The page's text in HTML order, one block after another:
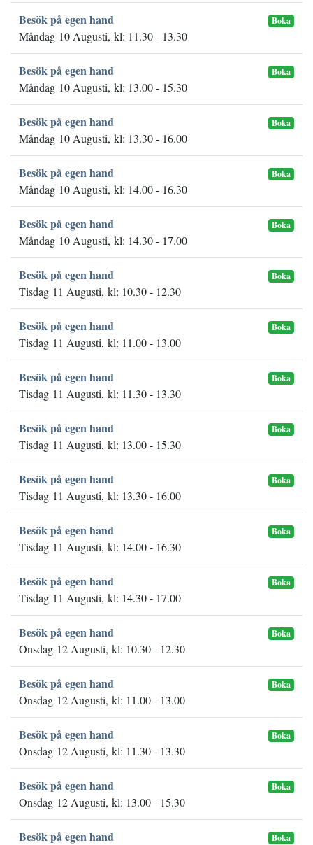
Besök på egen hand Boka
Måndag 10 Augusti, kl: 11.30 - 13.30
Besök på egen hand Boka
Måndag 10 Augusti, kl: 13.00 - 15.30
Besök på egen hand Boka
Måndag 10 Augusti, kl: 13.30 - 16.00
Besök på egen hand Boka
Måndag 10 Augusti, kl: 14.00 - 16.30
Besök på egen hand Boka
Måndag 10 Augusti, kl: 14.30 - 17.00
Besök på egen hand Boka
Tisdag 11 Augusti, kl: 10.30 - 12.30
Besök på egen hand Boka
Tisdag 11 Augusti, kl: 11.00 - 13.00
Besök på egen hand Boka
Tisdag 11 Augusti, kl: 11.30 - 13.30
Besök på egen hand Boka
Tisdag 11 Augusti, kl: 13.00 - 15.30
Besök på egen hand Boka
Tisdag 11 Augusti, kl: 13.30 - 16.00
Besök på egen hand Boka
Tisdag 11 Augusti, kl: 14.00 - 16.30
Besök på egen hand Boka
Tisdag 11 Augusti, kl: 14.30 - 17.00
Besök på egen hand Boka
Onsdag 12 Augusti, kl: 10.30 - 12.30
Besök på egen hand Boka
Onsdag 12 Augusti, kl: 11.00 - 13.00
Besök på egen hand Boka
Onsdag 12 Augusti, kl: 11.30 - 13.30
Besök på egen hand Boka
Onsdag 12 Augusti, kl: 13.00 - 15.30
Besök på egen hand Boka